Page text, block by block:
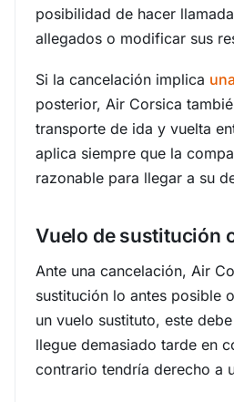
posibilidad de hacer
allegados o modificar sus
Si la cancelación implica
posterior, Air Corsica
transporte de ida y vuelta
aplica siempre que la
razonable para llegar a su
Vuelo de sustitución
Ante una cancelación, Air
sustitución lo antes posible
un vuelo sustituto, este
llegue demasiado tarde en
contrario tendría derecho a